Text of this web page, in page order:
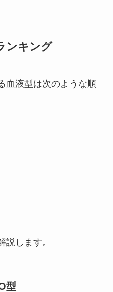
ンキング
血液型は次のような順
説します。
型